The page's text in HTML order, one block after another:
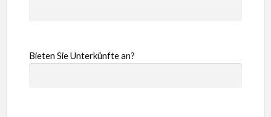
Bieten Sie Unterkünfte an?